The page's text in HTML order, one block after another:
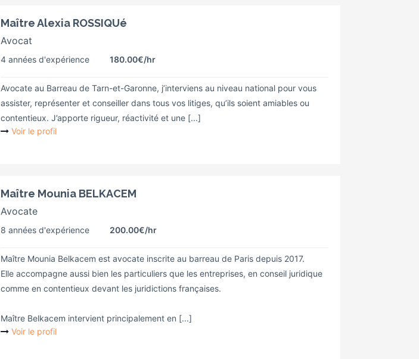
Maître Alexia ROSSIQUé
Avocat
4 années d'expérience 180.00€/hr
Avocate au Barreau de Tarn-et-Garonne, j’interviens au niveau national pour vous
assister, représenter et conseiller dans tous vos litiges, qu’ils soient amiables ou
contentieux. J’apporte rigueur, réactivité et une [...]
Voir le profil
Maître Mounia BELKACEM
Avocate
8 années d'expérience 200.00€/hr
Maître Mounia Belkacem est avocate inscrite au barreau de Paris depuis 2017.
Elle accompagne aussi bien les particuliers que les entreprises, en conseil juridique
comme en contentieux devant les juridictions françaises.
Maître Belkacem intervient principalement en [...]
Voir le profil